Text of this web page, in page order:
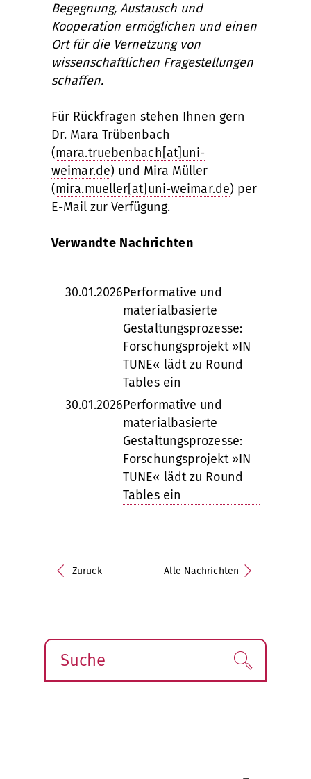
Begegnung, Austausch und
Kooperation ermöglichen und einen
Ort für die Vernetzung von
wissenschaftlichen Fragestellungen
schaffen.
Für Rückfragen stehen Ihnen gern
Dr. Mara Trübenbach
(mara.truebenbach[at]uni-
weimar.de) und Mira Müller
(mira.mueller[at]uni-weimar.de) per
E-Mail zur Verfügung.
Verwandte Nachrichten
30.01.2026Performative und
materialbasierte
Gestaltungsprozesse:
Forschungsprojekt »IN
TUNE« lädt zu Round
Tables ein
30.01.2026Performative und
materialbasierte
Gestaltungsprozesse:
Forschungsprojekt »IN
TUNE« lädt zu Round
Tables ein
Zurück Alle Nachrichten
Suche Finden!